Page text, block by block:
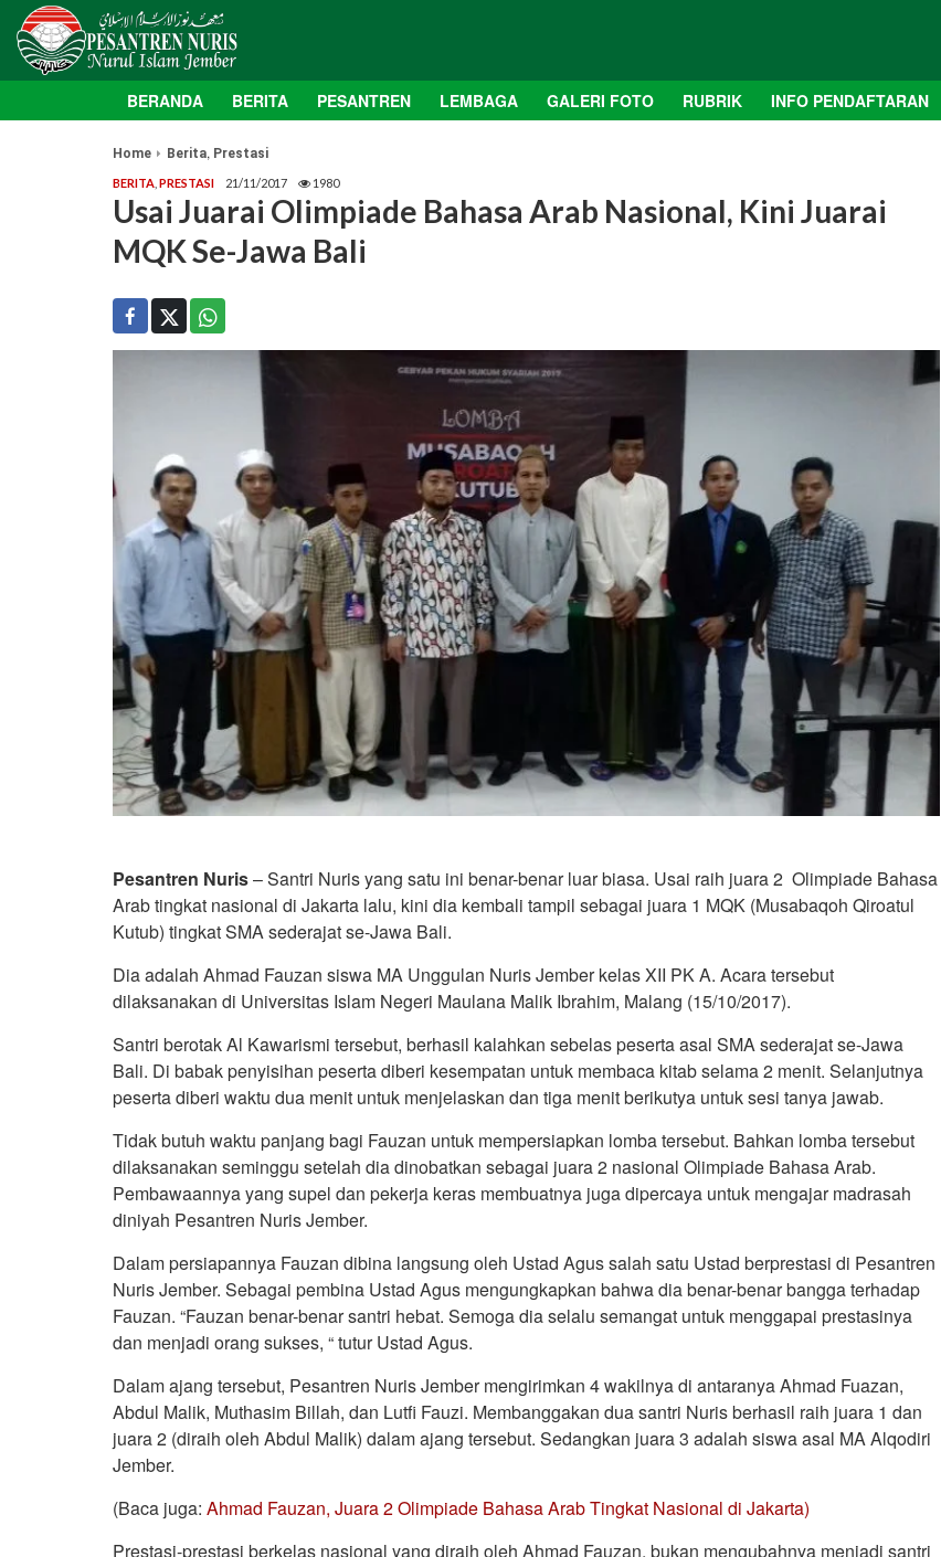
BERANDA BERITA PESANTREN LEMBAGA GALERI FOTO RUBRIK INFO PENDAFTARAN
Home Berita, Prestasi
BERITA PRESTASI 21/11/2017 1980
Usai Juarai Olimpiade Bahasa Arab Nasional, Kini Juarai
MQK Se-Jawa Bali
Pesantren Nuris– Santri Nuris yang satu ini benar-benar luar biasa. Usai raih juara 2 Olimpiade Bahasa
Arab tingkat nasional di Jakarta lalu, kini dia kembali tampil sebagai juara 1 MQK (Musabaqoh Qiroatul
Kutub) tingkat SMA sederajat se-Jawa Bali.
Dia adalah Ahmad Fauzan siswa MA Unggulan Nuris Jember kelas XII PK A. Acara tersebut
dilaksanakan di Universitas Islam Negeri Maulana Malik Ibrahim, Malang (15/10/2017).
Santri berotak Al Kawarismi tersebut, berhasil kalahkan sebelas peserta asal SMA sederajat se-Jawa
Bali. Di babak penyisihan peserta diberi kesempatan untuk membaca kitab selama 2 menit. Selanjutnya
peserta diberi waktu dua menit untuk menjelaskan dan tiga menit berikutya untuk sesi tanya jawab.
Tidak butuh waktu panjang bagi Fauzan untuk mempersiapkan lomba tersebut. Bahkan lomba tersebut
dilaksanakan seminggu setelah dia dinobatkan sebagai juara 2 nasional Olimpiade Bahasa Arab.
Pembawaannya yang supel dan pekerja keras membuatnya juga dipercaya untuk mengajar madrasah
diniyah Pesantren Nuris Jember.
Dalam persiapannya Fauzan dibina langsung oleh Ustad Agus salah satu Ustad berprestasi di Pesantren
Nuris Jember. Sebagai pembina Ustad Agus mengungkapkan bahwa dia benar-benar bangga terhadap
Fauzan. “Fauzan benar-benar santri hebat. Semoga dia selalu semangat untuk menggapai prestasinya
dan menjadi orang sukses, “ tutur Ustad Agus.
Dalam ajang tersebut, Pesantren Nuris Jember mengirimkan 4 wakilnya di antaranya Ahmad Fuazan,
Abdul Malik, Muthasim Billah, dan Lutfi Fauzi. Membanggakan dua santri Nuris berhasil raih juara 1 dan
juara 2 (diraih oleh Abdul Malik) dalam ajang tersebut. Sedangkan juara 3 adalah siswa asal MA Alqodiri
Jember.
(Baca juga: Ahmad Fauzan, Juara 2 Olimpiade Bahasa Arab Tingkat Nasional di Jakarta)
Prestasi-prestasi berkelas nasional yang diraih oleh Ahmad Fauzan, bukan mengubahnya menjadi santri